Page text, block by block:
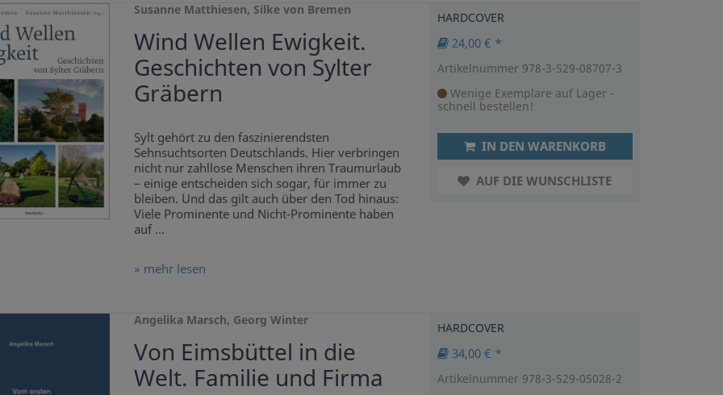
Susanne Matthiesen, Silke von Bremen
Wind Wellen Ewigkeit.
Geschichten von Sylter
Gräbern
Sylt gehört zu den faszinierendsten
Sehnsuchtsorten Deutschlands. Hier verbringen
nicht nur zahllose Menschen ihren Traumurlaub
– einige entscheiden sich sogar, für immer zu
bleiben. Und das gilt auch über den Tod hinaus:
Viele Prominente und Nicht-Prominente haben
auf ...
» mehr lesen
HARDCOVER
24,00 € *
Artikelnummer 978-3-529-08707-3
Wenige Exemplare auf Lager -
schnell bestellen!
IN DEN WARENKORB
AUF DIE WUNSCHLISTE
Angelika Marsch, Georg Winter
Von Eimsbüttel in die
Welt. Familie und Firma
HARDCOVER
34,00 € *
Artikelnummer 978-3-529-05028-2